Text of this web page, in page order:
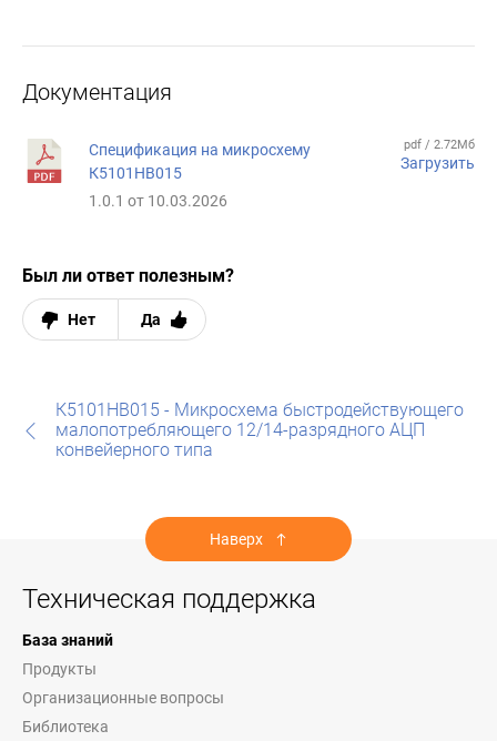
Документация
Спецификация на микросхему
К5101НВ015
1.0.1 от 10.03.2026
pdf / 2.72Мб
Загрузить
Был ли ответ полезным?
Нет Да
К5101НВ015 - Микросхема быстродействующего
малопотребляющего 12/14-разрядного АЦП
конвейерного типа
Наверх
Техническая поддержка
База знаний
Продукты
Организационные вопросы
Библиотека